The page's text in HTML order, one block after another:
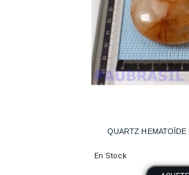
QUARTZ HEMATOÏDE
En Stock